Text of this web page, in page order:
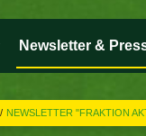
Newsletter &
NEWSLETTER "FRAKTION